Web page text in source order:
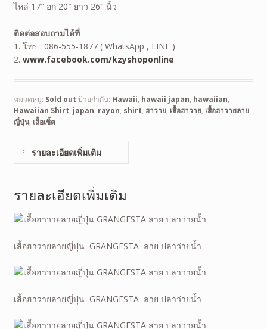
ไหล่ 17″ อก 20″ ยาว 26″ นิ้ว
ติดต่อสอบถามได้ที่
1. โทร : 086-555-1877 ( WhatsApp , LINE )
2. www.facebook.com/kzyshoponline
หมวดหมู่: Sold out ป้ายกำกับ: Hawaii, hawaii japan, hawaiian,
Hawaiian Shirt, japan, rayon, shirt, ฮาวาย, เสื้อฮาวาย, เสื้อฮาวายลาย
ญี่ปุ่น, เสื้อเชิ้ต
รายละเอียดเพิ่มเติม
รายละเอียดเพิ่มเติม
เสื้อฮาวายลายญี่ปุ่น GRANGESTA ลาย ปลาว่ายน้ำ
เสื้อฮาวายลายญี่ปุ่น GRANGESTA ลาย ปลาว่ายน้ำ